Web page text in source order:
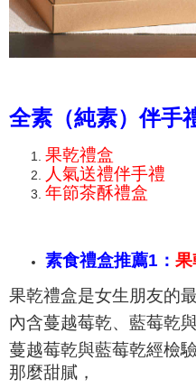
全素（純素）伴手
果乾禮盒
人氣送禮伴手禮
年節茶酥禮盒
素食禮盒推薦1： 果
果乾禮盒是女生朋友的最
內含蔓越莓乾、藍莓乾
蔓越莓乾與藍莓乾經檢
那麼甜膩，